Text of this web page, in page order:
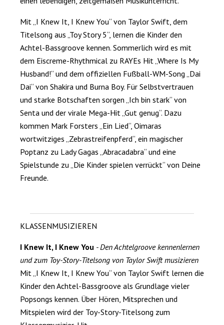
Mit „I Knew It, I Knew You“ von Taylor Swift, dem
Titelsong aus „Toy Story 5“, lernen die Kinder den
Achtel-Bassgroove kennen. Sommerlich wird es mit
dem Eiscreme-Rhythmical zu RAYEs Hit „Where Is My
Husband!“ und dem offiziellen Fußball-WM-Song „Dai
Dai“ von Shakira und Burna Boy. Für Selbstvertrauen
und starke Botschaften sorgen „Ich bin stark“ von
Senta und der virale Mega-Hit „Gut genug“. Dazu
kommen Mark Forsters „Ein Lied“, Oimaras
wortwitziges „Zebrastreifenpferd“, ein magischer
Poptanz zu Lady Gagas „Abracadabra“ und eine
Spielstunde zu „Die Kinder spielen verrückt“ von Deine
Freunde.
KLASSENMUSIZIEREN
I Knew It, I Knew You - Den Achtelgroove kennenlernen
und zum Toy-Story-Titelsong von Taylor Swift musizieren
Mit „I Knew It, I Knew You“ von Taylor Swift lernen die
Kinder den Achtel-Bassgroove als Grundlage vieler
Popsongs kennen. Über Hören, Mitsprechen und
Mitspielen wird der Toy-Story-Titelsong zum